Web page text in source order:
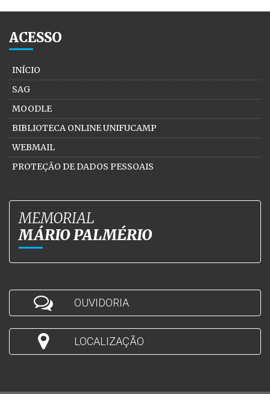
ACESSO
INÍCIO
SAG
MOODLE
BIBLIOTECA ONLINE UNIFUCAMP
WEBMAIL
PROTEÇÃO DE DADOS PESSOAIS
MEMORIAL
MÁRIO PALMÉRIO
OUVIDORIA
LOCALIZAÇÃO